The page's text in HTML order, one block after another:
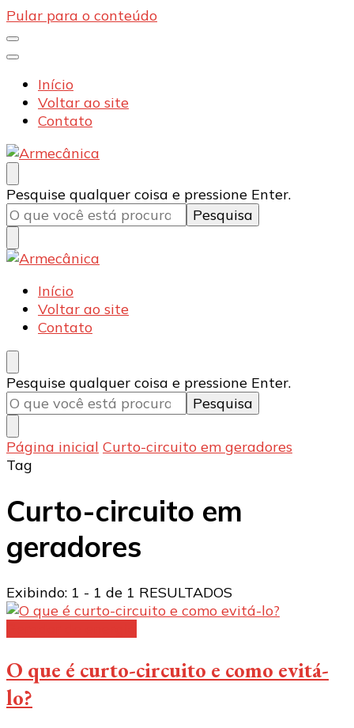
Pular para o conteúdo
Início
Voltar ao site
Contato
Armecânica
Blog
Procurando
algo?
Pesquise qualquer coisa e pressione Enter.
Armecânica
Blog
Início
Voltar ao site
Contato
Procurando
algo?
Pesquise qualquer coisa e pressione Enter.
Página inicial Curto-circuito em geradores
Tag
Curto-circuito em
geradores
Exibindo: 1 - 1 de 1 RESULTADOS
O que é curto-circuito e como evitá-
lo?